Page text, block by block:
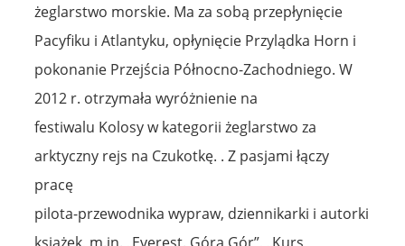
żeglarstwo morskie. Ma za sobą przepłynięcie
Pacyfiku i Atlantyku, opłynięcie Przylądka Horn i
pokonanie Przejścia Północno-Zachodniego. W
2012 r. otrzymała wyróżnienie na
festiwalu Kolosy w kategorii żeglarstwo za
arktyczny rejs na Czukotkę. . Z pasjami łączy
pracę
pilota-przewodnika wypraw, dziennikarki i autorki